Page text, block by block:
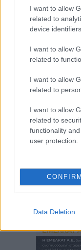
I want to allow
related to
device
I want to allow
related to
I want to allow
related to
I want to allow
related to
functionality
user protection.
CONFIRM
Data Deletion